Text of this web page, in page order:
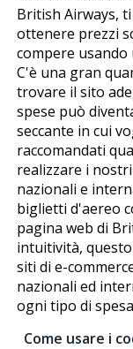
British Airways,
ottenere prezzi
compere usando
C'è una gran
trovare il sito
spese può
seccante in cui
raccomandati
realizzare i
nazionali e
biglietti d'aereo
pagina web di
intuitività,
siti di e-
nazionali ed
ogni tipo di
Come usare i